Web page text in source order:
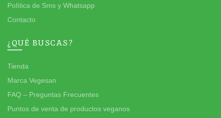
Política de Sms y Whatsapp
Contacto
¿QUÉ BUSCAS?
Tienda
Marca Vegesan
FAQ – Preguntas Frecuentes
Puntos de venta de productos veganos